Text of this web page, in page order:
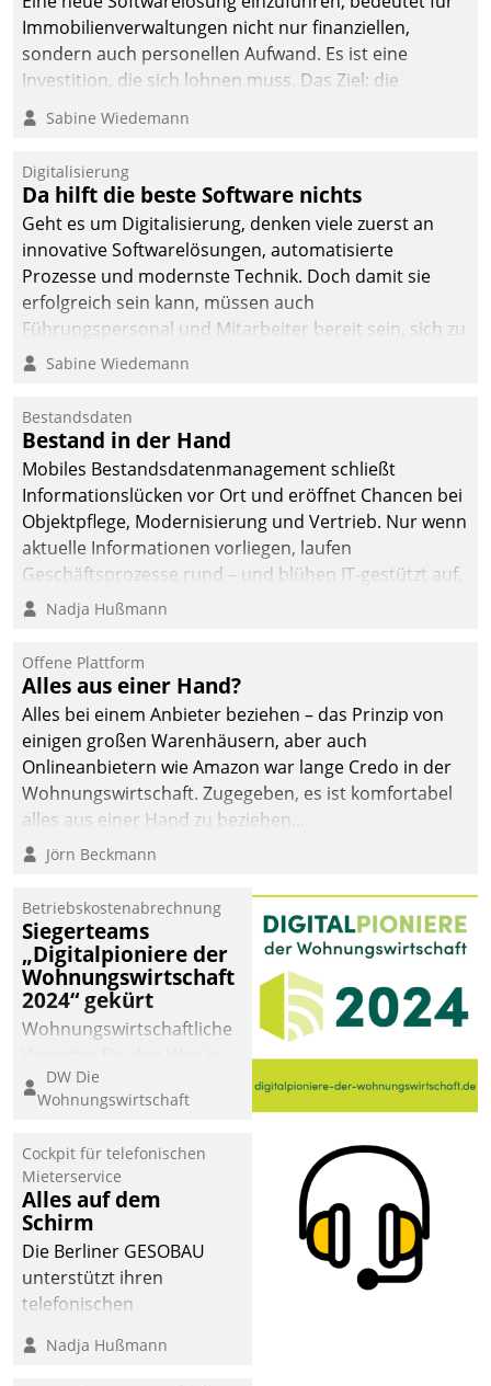
Immobilienverwaltungen nicht nur finanziellen,
sondern auch personellen Aufwand. Es ist eine
Investition, die sich lohnen muss. Das Ziel: die
nachhaltige Optimierung der Geschäftsabläufe. Damit
dieses Ziel erreicht wird, sollten einige Grundregeln
Sabine Wiedemann
Digitalisierung
Da hilft die beste Software nichts
Geht es um Digitalisierung, denken viele zuerst an
innovative Softwarelösungen, automatisierte
Prozesse und modernste Technik. Doch damit sie
erfolgreich sein kann, müssen auch
Führungspersonal und Mitarbeiter bereit sein, sich zu
verändern und anzupassen, sonst werden sie an ihr
Sabine Wiedemann
Bestandsdaten
Bestand in der Hand
Mobiles Bestandsdatenmanagement schließt
Informationslücken vor Ort und eröffnet Chancen bei
Objektpflege, Modernisierung und Vertrieb. Nur wenn
aktuelle Informationen vorliegen, laufen
Geschäftsprozesse rund – und blühen IT-gestützt auf.
Nadja Hußmann
Offene Plattform
Alles aus einer Hand?
Alles bei einem Anbieter beziehen – das Prinzip von
einigen großen Warenhäusern, aber auch
Onlineanbietern wie Amazon war lange Credo in der
Wohnungswirtschaft. Zugegeben, es ist komfortabel
alles aus einer Hand zu beziehen...
Jörn Beckmann
Betriebskostenabrechnung
Siegerteams
„Digitalpioniere der
Wohnungswirtschaft
2024“ gekürt
Wohnungswirtschaftliche
eine digitale Zukunft zu
finden, ist das Ziel des
der
Wohnungswirtschaft“.
Bewerben können sich
dafür ein Team
bestehend aus
Wohnungsunternehmen
und PropTech.
DW Die
Wohnungswirtschaft
Cockpit für telefonischen
Mieterservice
Alles auf dem
Schirm
Die Berliner GESOBAU
unterstützt ihren
telefonischen
digitalen Cockpit, das
Nadja Hußmann